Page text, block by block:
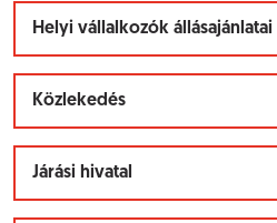
Helyi vállalkozók állásajánlatai
Közlekedés
Járási hivatal